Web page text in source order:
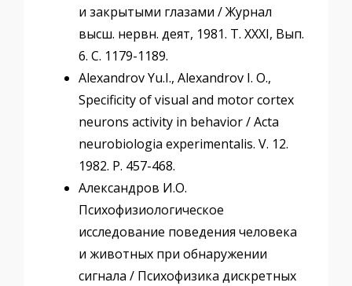
и закрытыми глазами / Журнал
высш. нервн. деят, 1981. Т. XXXI, Вып.
6. С. 1179-1189.
Alexandrov Yu.I., Alexandrov I. O.,
Specificity of visual and motor cortex
neurons activity in behavior / Acta
neurobiologia experimentalis. V. 12.
1982. P. 457-468.
Александров И.О.
Психофизиологическое
исследование поведения человека
и животных при обнаружении
сигнала / Психофизика дискретных